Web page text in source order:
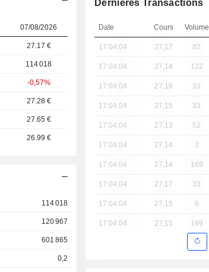
07/08/2026
27.17 €
114 018
-0,57%
27.28 €
27.65 €
26.99 €
114 018
120 967
601 865
0,2
Dernières Transactions
Date Cours Volume
17:04:04 27,17 82
17:04:04 27,14 132
17:04:04 27,16 33
17:04:04 27,15 33
17:04:04 27,13 52
17:04:04 27,14 3
17:04:04 27,14 169
17:04:04 27,17 33
17:04:04 27,15 8
17:04:04 27,15 199